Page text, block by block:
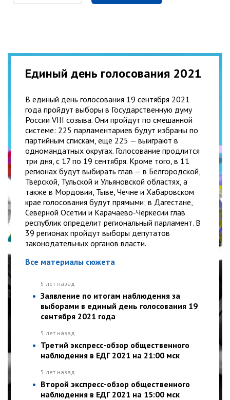
Единый день голосования 2021
В единый день голосования 19 сентября 2021
года пройдут выборы в Государственную думу
России VIII созыва. Они пройдут по смешанной
системе: 225 парламентариев будут избраны по
партийным спискам, ещё 225 — выиграют в
одномандатных округах. Голосование продлится
три дня, с 17 по 19 сентября. Кроме того, в 11
регионах будут выбирать глав — в Белгородской,
Тверской, Тульской и Ульяновской областях, а
также в Мордовии, Тыве, Чечне и Хабаровском
крае голосования будут прямыми; в Дагестане,
Северной Осетии и Карачаево-Черкесии глав
республик определит региональный парламент. В
39 регионах пройдут выборы депутатов
законодательных органов власти.
Все материалы сюжета
5 лет назад
Заявление по итогам наблюдения за
выборами в единый день голосования 19
сентября 2021 года
5 лет назад
Третий экспресс-обзор общественного
наблюдения в ЕДГ 2021 на 21:00 мск
5 лет назад
Второй экспресс-обзор общественного
наблюдения в ЕДГ 2021 на 15:00 мск